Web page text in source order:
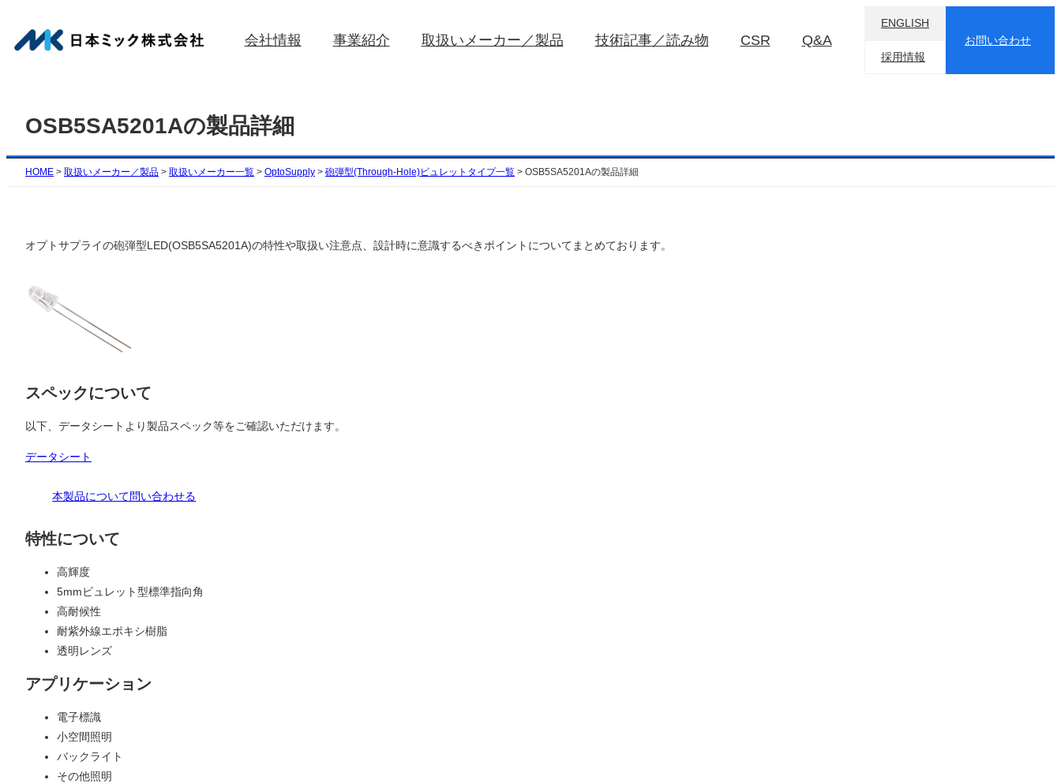
を
会社情報 事業紹介 取扱いメーカー／製品 技術記事／読み物 CSR Q&A
ENGLISH
採用情報
お問い合わせ
OSB5SA5201Aの製品詳細
HOME > 取扱いメーカー／製品 > 取扱いメーカー一覧 > OptoSupply > 砲弾型(Through-Hole)ビュレットタイプ一覧 > OSB5SA5201Aの製品詳細
オプトサプライの砲弾型LED(OSB5SA5201A)の特性や取扱い注意点、設計時に意識するべきポイントについてまとめております。
スペックについて
以下、データシートより製品スペック等をご確認いただけます。
データシート
本製品について問い合わせる
特性について
高輝度
5mmビュレット型標準指向角
高耐候性
耐紫外線エポキシ樹脂
透明レンズ
アプリケーション
電子標識
小空間照明
バックライト
その他照明